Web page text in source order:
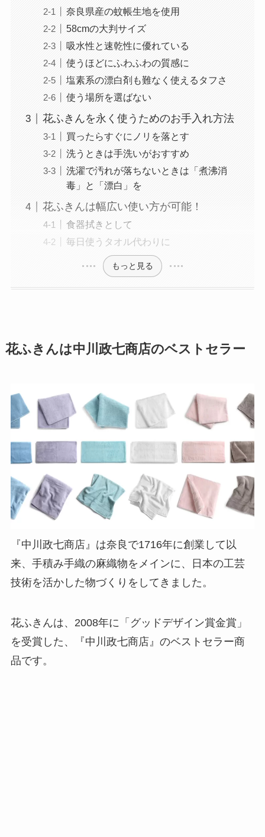
奈良県産の蚊帳生地を使用
58cmの大判サイズ
吸水性と速乾性に優れている
使うほどにふわふわの質感に
塩素系の漂白剤も難なく使えるタフさ
使う場所を選ばない
花ふきんを永く使うためのお手入れ方法
買ったらすぐにノリを落とす
洗うときは手洗いがおすすめ
洗濯で汚れが落ちないときは「煮沸消
毒」と「漂白」を
花ふきんは幅広い使い方が可能！
食器拭きとして
毎日使うタオル代わりに
もっと見る
花ふきんは中川政七商店のベストセラー
『中川政七商店』は奈良で1716年に創業して以
来、手積み手織の麻織物をメインに、日本の工芸
技術を活かした物づくりをしてきました。
花ふきんは、2008年に「グッドデザイン賞金賞」
を受賞した、『中川政七商店』のベストセラー商
品です。